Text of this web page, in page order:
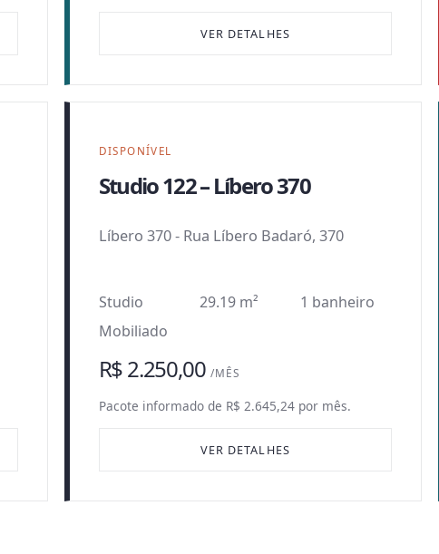
VER DETALHES
DISPONÍVEL
Studio 122 – Líbero 370
Líbero 370- Rua Líbero Badaró, 370
Studio 29.19 m²
1 banheiro
Mobiliado
R$ 2.250,00 /MÊS
Pacote informado de R$ 2.645,24 por mês.
VER DETALHES